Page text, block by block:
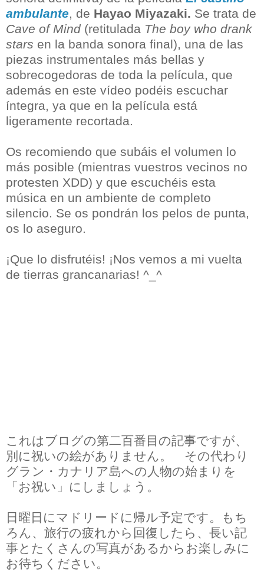
ambulante, de Hayao Miyazaki. Se trata de
Cave of Mind (retitulada The boy who drank
stars en la banda sonora final), una de las
piezas instrumentales más bellas y
sobrecogedoras de toda la película, que
además en este vídeo podéis escuchar
íntegra, ya que en la película está
ligeramente recortada.
Os recomiendo que subáis el volumen lo
más posible (mientras vuestros vecinos no
protesten XDD) y que escuchéis esta
música en un ambiente de completo
silencio. Se os pondrán los pelos de punta,
os lo aseguro.
¡Que lo disfrutéis! ¡Nos vemos a mi vuelta
de tierras grancanarias! ^_^
これはブログの第二百番目の記事ですが、
別に祝いの絵がありません。 その代わり
グラン・カナリア島への人物の始まりを
「お祝い」にしましょう。
日曜日にマドリードに帰ル予定です。もち
ろん、旅行の疲れから回復したら、長い記
事とたくさんの写真があるからお楽しみに
お待ちください。